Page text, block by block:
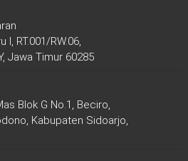
I, RT.001/RW.06,
Jawa Timur 60285
Blok G No.1, Beciro,
Kabupaten Sidoarjo,